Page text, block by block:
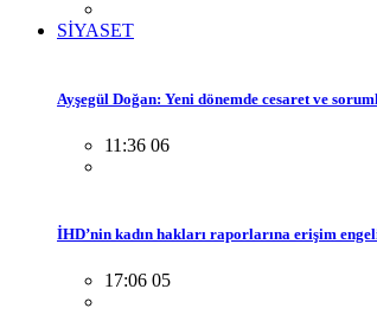
SİYASET
Ayşegül Doğan: Yeni dönemde cesaret ve
11:36 06
İHD’nin kadın hakları raporlarına erişim
17:06 05